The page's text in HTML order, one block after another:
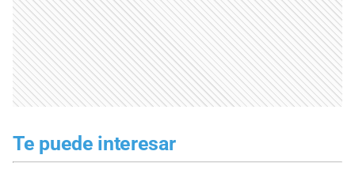
Te puede interesar